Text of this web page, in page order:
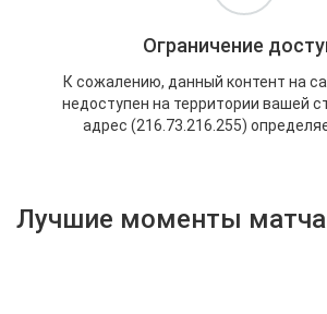
Лучшие моменты матча